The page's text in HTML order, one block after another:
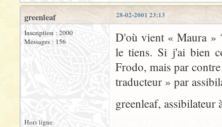
28-02-2001 23:13
greenleaf
Inscription : 2000
Messages : 156
D'où vient « Maura »
le tiens. Si j'ai bien
Frodo, mais par
traducteur » par
greenleaf, assibilateur
Hors ligne